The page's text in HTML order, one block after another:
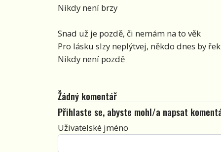
Nikdy není brzy
Snad už je pozdě, či nemám na to věk
Pro lásku slzy neplýtvej, někdo dnes by řek
Nikdy není pozdě
Žádný komentář
Přihlaste se, abyste mohl/a napsat
Uživatelské jméno